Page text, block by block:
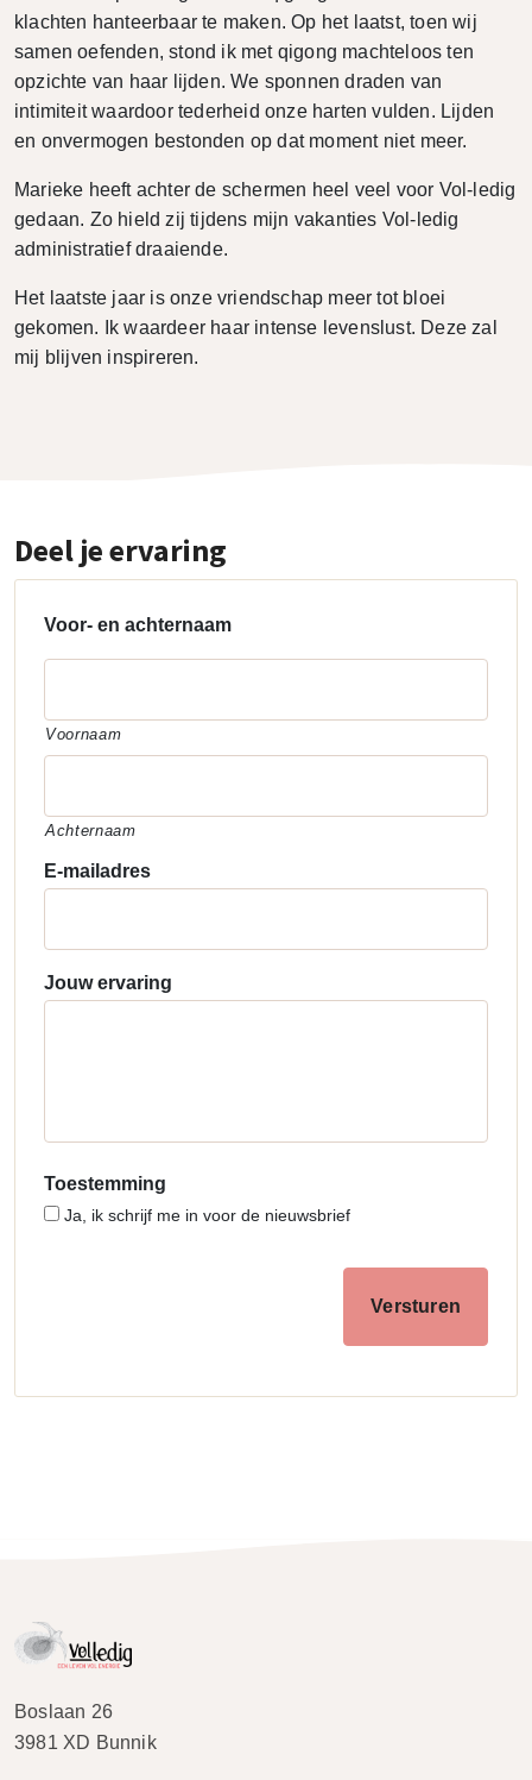
klachten hanteerbaar te maken. Op het laatst, toen wij
samen oefenden, stond ik met qigong machteloos ten
opzichte van haar lijden. We sponnen draden van
intimiteit waardoor tederheid onze harten vulden. Lijden
en onvermogen bestonden op dat moment niet meer.
Marieke heeft achter de schermen heel veel voor Vol-ledig
gedaan. Zo hield zij tijdens mijn vakanties Vol-ledig
administratief draaiende.
Het laatste jaar is onze vriendschap meer tot bloei
gekomen. Ik waardeer haar intense levenslust. Deze zal
mij blijven inspireren.
Deel je ervaring
Voor- en achternaam
Voornaam
Achternaam
E-mailadres
Jouw ervaring
Toestemming
Ja, ik schrijf me in voor de nieuwsbrief
Boslaan 26
3981 XD Bunnik